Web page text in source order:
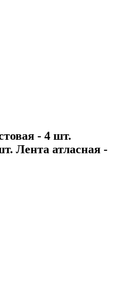
- 4 шт.
Лента атласная -